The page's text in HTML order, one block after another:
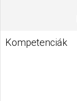
Kompetenciák